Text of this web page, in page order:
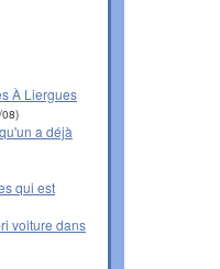
À Liergues
a déjà
qui est
voiture dans